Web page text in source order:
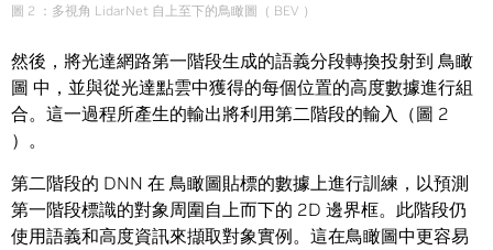
圖 2 ：多視角 LidarNet 自上至下的鳥瞰圖（ BEV ）
然後，將光達網路第一階段生成的語義分段轉換投射到 鳥瞰
圖 中，並與從光達點雲中獲得的每個位置的高度數據進行組
合。這一過程所產生的輸出將利用第二階段的輸入（圖 2
）。
第二階段的 DNN 在 鳥瞰圖貼標的數據上進行訓練，以預測
第一階段標識的對象周圍自上而下的 2D 邊界框。此階段仍
使用語義和高度資訊來擷取對象實例。這在鳥瞰圖中更容易